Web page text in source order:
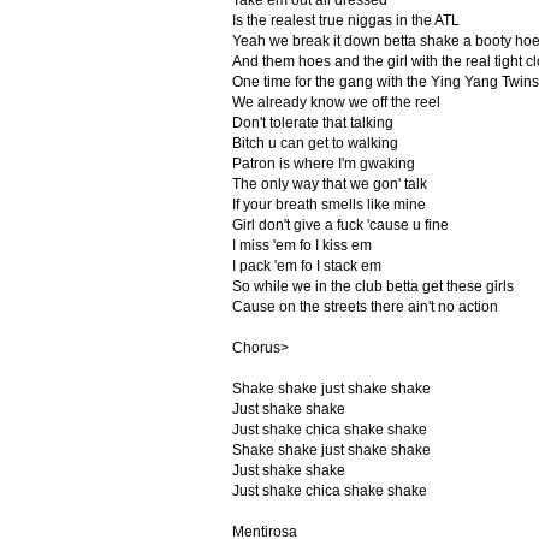
Is the realest true niggas in the ATL
Yeah we break it down betta shake a booty hoe
And them hoes and the girl with the real tight
One time for the gang with the Ying Yang Twins
We already know we off the reel
Don't tolerate that talking
Bitch u can get to walking
Patron is where I'm gwaking
The only way that we gon' talk
If your breath smells like mine
Girl don't give a fuck 'cause u fine
I miss 'em fo I kiss em
I pack 'em fo I stack em
So while we in the club betta get these girls
Cause on the streets there ain't no action
Chorus>
Shake shake just shake shake
Just shake shake
Just shake chica shake shake
Shake shake just shake shake
Just shake shake
Just shake chica shake shake
Mentirosa